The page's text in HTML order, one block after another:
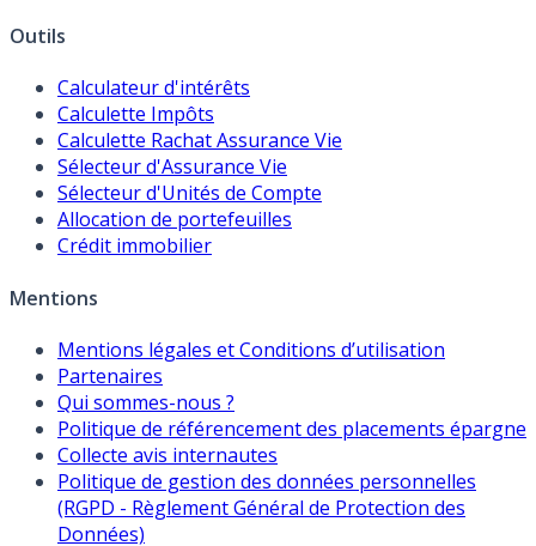
Outils
Calculateur d'intérêts
Calculette Impôts
Calculette Rachat Assurance Vie
Sélecteur d'Assurance Vie
Sélecteur d'Unités de Compte
Allocation de portefeuilles
Crédit immobilier
Mentions
Mentions légales et Conditions d’utilisation
Partenaires
Qui sommes-nous ?
Politique de référencement des placements épargne
Collecte avis internautes
Politique de gestion des données personnelles
(RGPD - Règlement Général de Protection des
Données)